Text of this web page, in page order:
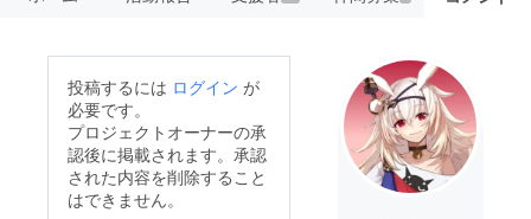
投稿するには ログイン が
必要です。
プロジェクトオーナーの承
認後に掲載されます。承認
された内容を削除すること
はできません。